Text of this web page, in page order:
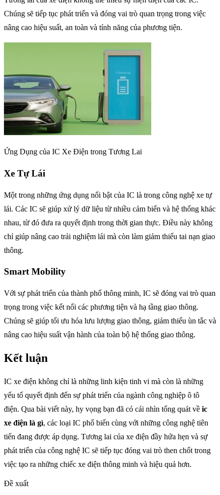
Chúng sẽ tiếp tục phát triển và đóng vai trò quan trọng trong việc
nâng cao hiệu suất, an toàn và tính năng của phương tiện.
Ứng Dụng của IC Xe Điện trong Tương Lai
Xe Tự Lái
Một trong những ứng dụng nổi bật của IC là trong công nghệ xe tự
lái. Các IC sẽ giúp xử lý dữ liệu từ nhiều cảm biến và hệ thống khác
nhau, từ đó đưa ra quyết định trong thời gian thực. Điều này không
chỉ giúp nâng cao trải nghiệm lái mà còn làm giảm thiểu tai nạn giao
thông.
Smart Mobility
Với sự phát triển của thành phố thông minh, IC sẽ đóng vai trò quan
trọng trong việc kết nối các phương tiện và hạ tầng giao thông.
Chúng sẽ giúp tối ưu hóa lưu lượng giao thông, giảm thiểu ùn tắc và
nâng cao hiệu suất vận hành của toàn bộ hệ thống giao thông.
Kết luận
IC xe điện không chỉ là những linh kiện tinh vi mà còn là những
yếu tố quyết định đến sự phát triển của ngành công nghiệp ô tô
điện. Qua bài viết này, hy vọng bạn đã có cái nhìn tổng quát về ic
xe điện là gì, các loại IC phổ biến cùng với những công nghệ tiên
tiến đang được áp dụng. Tương lai của xe điện đầy hứa hẹn và sự
phát triển của công nghệ IC sẽ tiếp tục đóng vai trò then chốt trong
việc tạo ra những chiếc xe điện thông minh và hiệu quả hơn.
Đề xuất